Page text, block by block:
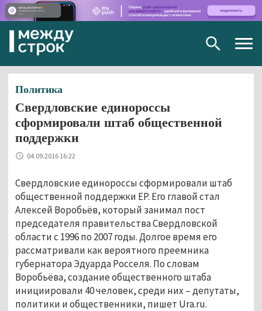
Политика
Свердловские единороссы
сформировали штаб общественной
поддержки
04.09.2016 16:22
Свердловские единороссы сформировали штаб
общественной поддержки ЕР. Его главой стал
Алексей Воробьёв, который занимал пост
председателя правительства Свердловской
области с 1996 по 2007 годы. Долгое время его
рассматривали как вероятного преемника
губернатора Эдуарда Росселя. По словам
Воробьёва, создание общественного штаба
инициировали 40 человек, среди них – депутаты,
политики и общественники, пишет Ura.ru.